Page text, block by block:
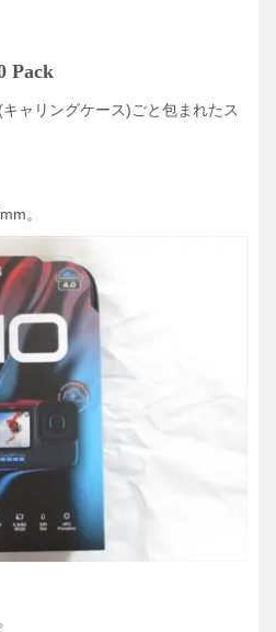
Pack
ャリングケース)ごと包まれたス
。